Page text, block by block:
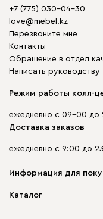
+7 (775) 030-04-30
love@mebel.kz
Перезвоните мне
Контакты
Обращение в отдел
Написать руководству
Режим работы колл-
ежедневно с 09-00 до
Доставка заказов
ежедневно с 9:00 до
Информация для
О компании
Каталог